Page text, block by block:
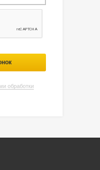
обработки